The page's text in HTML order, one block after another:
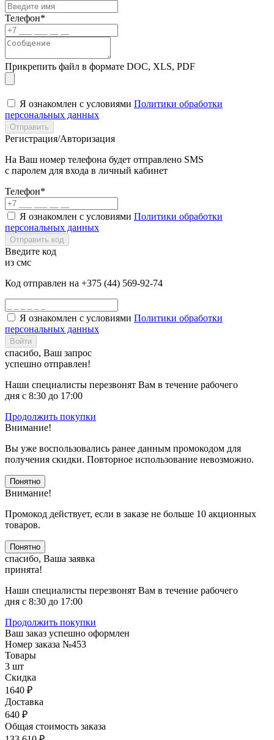
Телефон*
Прикрепить файл в формате DOC, XLS, PDF
Я ознакомлен с условиями Политики обработки
персональных данных
Отправить
Регистрация/Авторизация
На Ваш номер телефона будет отправлено SMS
с паролем для входа в личный кабинет
Телефон*
Я ознакомлен с условиями Политики обработки
персональных данных
Отправить код
Введите код
из смс
Код отправлен на +375 (44) 569-92-74
Я ознакомлен с условиями Политики обработки
персональных данных
Войти
спасибо, Ваш запрос
успешно отправлен!
Наши специалисты перезвонят Вам в течение рабочего
дня с 8:30 до 17:00
Продолжить покупки
Внимание!
Вы уже воспользовались ранее данным промокодом для
получения скидки. Повторное использование невозможно.
Понятно
Внимание!
Промокод действует, если в заказе не больше 10 акционных
товаров.
Понятно
спасибо, Ваша заявка
принята!
Наши специалисты перезвонят Вам в течение рабочего
дня с 8:30 до 17:00
Продолжить покупки
Ваш заказ успешно оформлен
Номер заказа №453
Товары
3 шт
Скидка
1640 ₽
Доставка
640 ₽
Общая стоимость заказа